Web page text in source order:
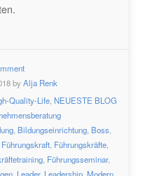
byAlja Renk
Quality-Life, NEUESTE BLOG
, Bildungseinrichtung, Boss,
Führungskraft Führungskräfte
Führungsseminar,